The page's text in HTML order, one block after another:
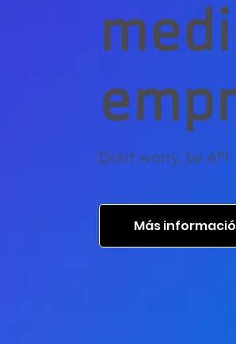
Don't worry, be API
Más